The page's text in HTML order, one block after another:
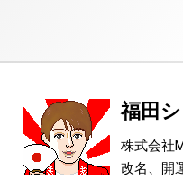
福田
株式会社
改名、開